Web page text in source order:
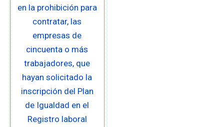
en la prohibición para
contratar, las
empresas de
cincuenta o más
trabajadores, que
hayan solicitado la
inscripción del Plan
de Igualdad en el
Registro laboral